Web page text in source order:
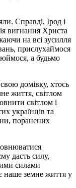
Справді, Ірод і
вигнання Христа
на всі зусилля
прислухаймося
а будьмо
домівку, хтось
життя, світлом
світлом і
українців та
поранених
дасть силу,
силами
наше земне життя у